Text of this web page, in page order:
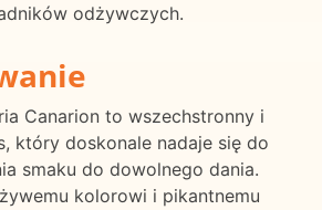
odżywczych.
Canarion to wszechstronny i
który doskonale nadaje się do
smaku do dowolnego dania.
kolorowi i pikantnemu